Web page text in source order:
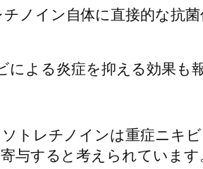
ノイン自体に直接的な抗
による炎症を抑える効果も
トレチノインは重症ニキ
与すると考えられています